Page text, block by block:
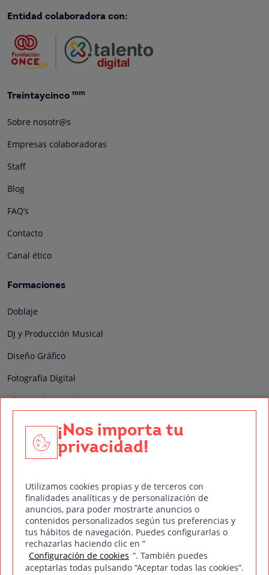
Entidad colaboradora con:
Treintaycinco mm
Sobre nosotr@s
Empresas colaboradoras
Staff
Blog
FAQ’s
Contacto
Canal ético
Formaciones
Doblaje
DJ y Producción Musical
Diseño Gráfico
Fotografía Digital
Técnico de Sonido
Edición y Postproducción de Vídeo
Nuestros sellos de calidad
Síguenos en Redes Sociales
¡Nos importa tu
privacidad!
Utilizamos cookies propias y de terceros con
finalidades analíticas y de personalización de
anuncios, para poder mostrarte anuncios o
contenidos personalizados según tus preferencias y
tus hábitos de navegación. Puedes configurarlas o
rechazarlas haciendo clic en “
Configuración de cookies ”. También puedes
aceptarlas todas pulsando “Aceptar todas las cookies”.